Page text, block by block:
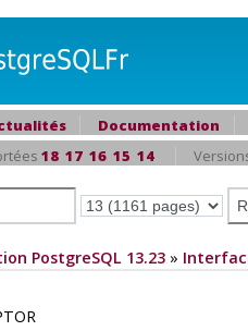
Documentation
18 17 16 15 14
PostgreSQL 13.23 »